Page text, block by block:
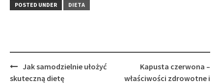
POSTED UNDER DIETA
Post
navigation
Jak samodzielnie ułożyć
skuteczną dietę
Kapusta czerwona –
właściwości zdrowotne i